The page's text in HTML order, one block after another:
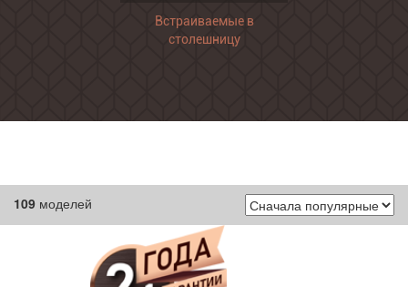
Встраиваемые в
столешницу
109 моделей